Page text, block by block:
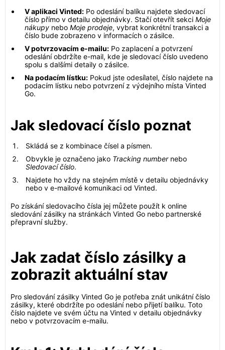
V aplikaci Vinted: Po odeslání balíku najdete sledovací
číslo přímo v detailu objednávky. Stačí otevřít sekci Moje
nákupy nebo Moje prodeje, vybrat konkrétní transakci a
číslo bude zobrazeno v informacích o zásilce.
V potvrzovacím e-mailu: Po zaplacení a potvrzení
odeslání obdržíte e-mail, kde je sledovací číslo uvedeno
spolu s dalšími detaily o zásilce.
Na podacím lístku: Pokud jste odesílatel, číslo najdete na
podacím lístku nebo potvrzení z výdejního místa Vinted
Go.
Jak sledovací číslo poznat
Skládá se z kombinace čísel a písmen.
Obvykle je označeno jako Tracking numbernebo
Sledovací číslo.
Najdete ho vždy na stejném místě v detailu objednávky
nebo v e-mailové komunikaci od Vinted.
Po získání sledovacího čísla jej můžete použít k online
sledování zásilky na stránkách Vinted Go nebo partnerské
přepravní služby.
Jak zadat číslo zásilky a
zobrazit aktuální stav
Pro sledování zásilky Vinted Go je potřeba znát unikátní číslo
zásilky, které obdržíte po odeslání nebo přijetí balíku. Toto
číslo najdete ve svém účtu na Vinted v detailu objednávky
nebo v potvrzovacím e-mailu.